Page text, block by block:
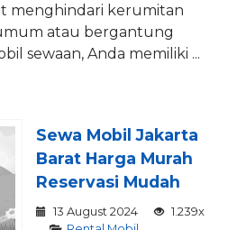
menghindari kerumitan
atau bergantung
sewaan, Anda memiliki ...
Sewa Mobil Jakarta
Barat Harga Murah
Reservasi Mudah
13 August 2024
1.239x